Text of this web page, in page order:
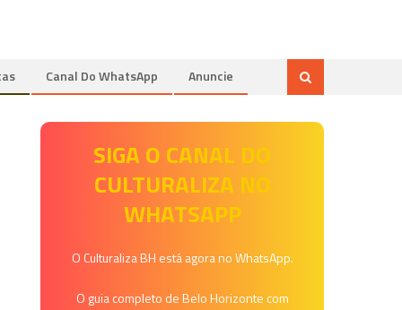
Canal Do WhatsApp Anuncie
SIGA O CANAL DO
CULTURALIZA NO
WHATSAPP
O Culturaliza BH está agora no WhatsApp.
O guia completo de Belo Horizonte com